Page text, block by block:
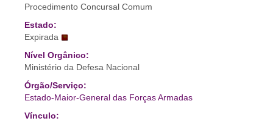
Procedimento Concursal Comum
Estado:
Expirada
Nível Orgânico:
Ministério da Defesa Nacional
Órgão/Serviço:
Estado-Maior-General das Forças Armadas
Vínculo: